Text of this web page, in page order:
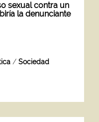
sexual contra un
la denunciante
/ Sociedad